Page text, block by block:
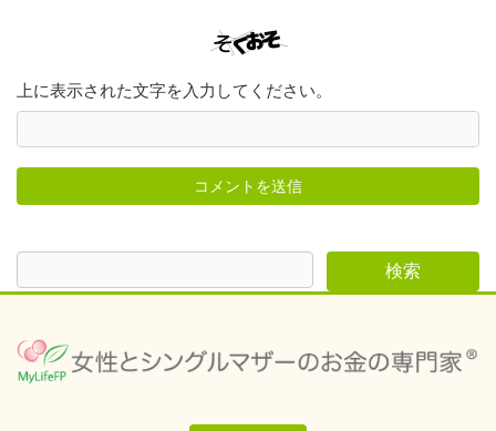
上に表示された文字を入力してください。